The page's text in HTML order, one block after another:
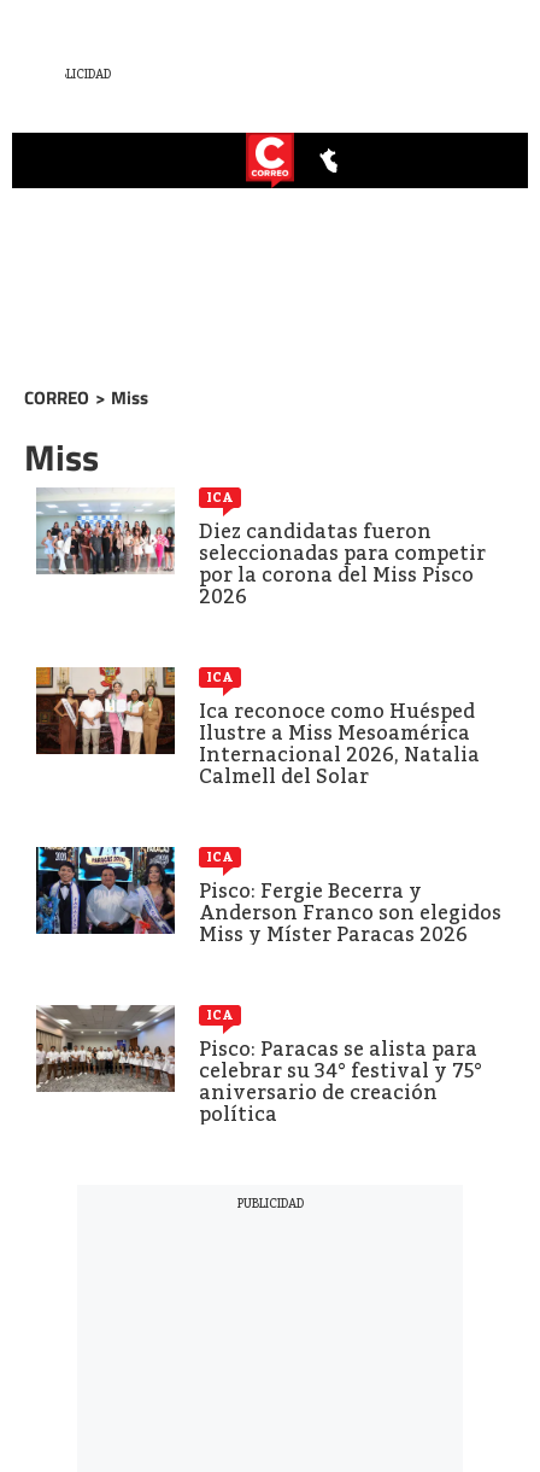
CORREO > Miss
Miss
ICA
Diez candidatas fueron
seleccionadas para competir
por la corona del Miss Pisco
2026
ICA
Ica reconoce como Huésped
Ilustre a Miss Mesoamérica
Internacional 2026, Natalia
Calmell del Solar
ICA
Pisco: Fergie Becerra y
Anderson Franco son elegidos
Miss y Míster Paracas 2026
ICA
Pisco: Paracas se alista para
celebrar su 34° festival y 75°
aniversario de creación
política